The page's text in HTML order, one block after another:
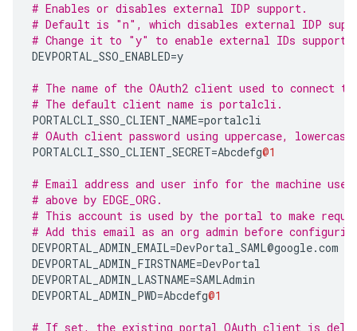
# Enables or disables external IDP support.
# Default is "n", which disables external IDP
# Change it to "y" to enable external IDs support.
DEVPORTAL_SSO_ENABLED=y
# The name of the OAuth2 client used to connect
# The default client name is portalcli.
PORTALCLI_SSO_CLIENT_NAME=portalcli
# OAuth client password using uppercase,
PORTALCLI_SSO_CLIENT_SECRET=Abcdefg@1
# Email address and user info for the machine
# above by EDGE_ORG.
# This account is used by the portal to make
# Add this email as an org admin before
DEVPORTAL_ADMIN_EMAIL=DevPortal_SAML@google.com
DEVPORTAL_ADMIN_FIRSTNAME=DevPortal
DEVPORTAL_ADMIN_LASTNAME=SAMLAdmin
DEVPORTAL_ADMIN_PWD=Abcdefg@1
# If set, the existing portal OAuth client is